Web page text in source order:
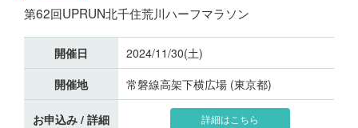
第62回UPRUN北千住荒川ハーフマラソン
開催日
2024/11/30(土)
開催地
常磐線高架下横広場 (東京都)
お申込み / 詳細 詳細はこちら